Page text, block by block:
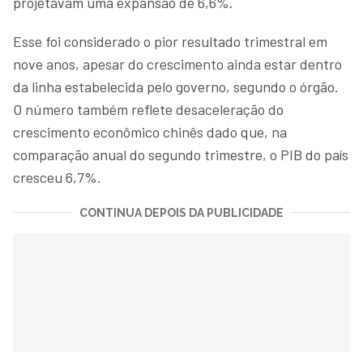
Esse foi considerado o pior resultado trimestral em
nove anos, apesar do crescimento ainda estar dentro
da linha estabelecida pelo governo, segundo o órgão.
O número também reflete desaceleração do
crescimento econômico chinês dado que, na
comparação anual do segundo trimestre, o PIB do país
cresceu 6,7%.
CONTINUA DEPOIS DA PUBLICIDADE